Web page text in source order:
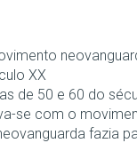
XX
de 50 e 60 do
se com o
fazia